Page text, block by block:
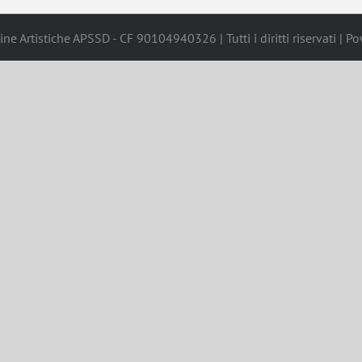
Artistiche APSSD - CF 90104940326 | Tutti i diritti riservati |